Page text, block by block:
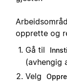
opprette og
Gå til
(avhengig
Velg